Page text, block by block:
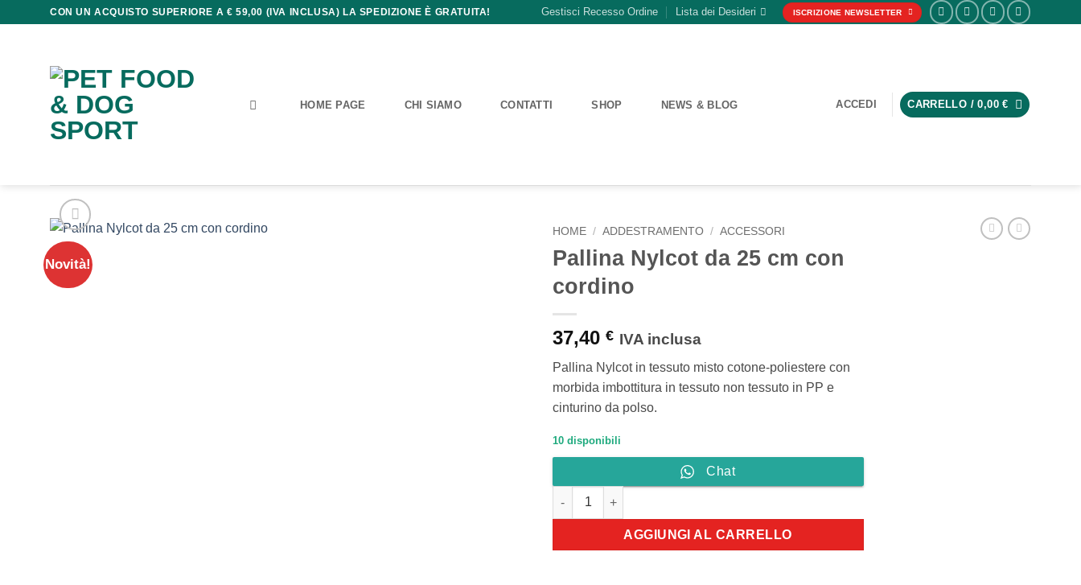
CON UN ACQUISTO SUPERIORE A € 59,00 (IVA INCLUSA) LA SPEDIZIONE È GRATUITA! Gestisci Recesso Ordine Lista dei Desideri ISCRIZIONE NEWSLETTER
HOME PAGE CHI SIAMO CONTATTI SHOP NEWS & BLOG ACCEDI CARRELLO /0,00€
Novità!
HOME / ADDESTRAMENTO / ACCESSORI
Pallina Nylcot da 25 cm con
cordino
37,40 € IVA inclusa
Pallina Nylcot in tessuto misto cotone-poliestere con
morbida imbottitura in tessuto non tessuto in PP e
cinturino da polso.
10 disponibili
Chat
Pallina Nylcot da 25 cm con cordino quantità
AGGIUNGI AL CARRELLO